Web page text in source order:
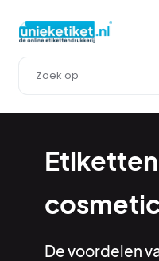
De voordelen